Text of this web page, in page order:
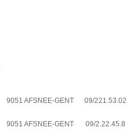
9051 AFSNEE-GENT 09/221.53.02
9051 AFSNEE-GENT
09/2.22.45.8